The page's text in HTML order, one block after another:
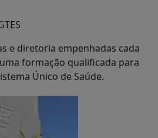
e diretoria empenhadas cada
formação qualificada para
Único de Saúde.